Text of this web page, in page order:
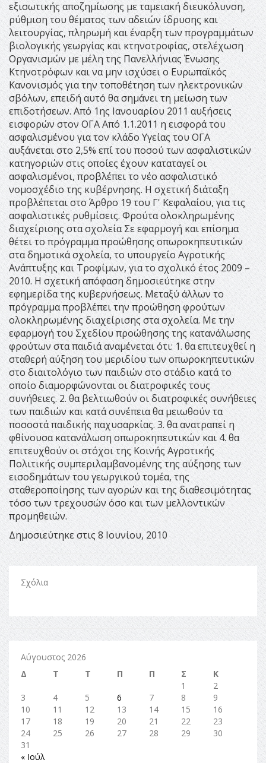
εξισωτικής αποζημίωσης με ταμειακή διευκόλυνση,
ρύθμιση του θέματος των αδειών ίδρυσης και
λειτουργίας, πληρωμή και έναρξη των προγραμμάτων
βιολογικής γεωργίας και κτηνοτροφίας, στελέχωση
Οργανισμών με μέλη της Πανελλήνιας Ένωσης
Κτηνοτρόφων και να μην ισχύσει ο Ευρωπαϊκός
Κανονισμός για την τοποθέτηση των ηλεκτρονικών
σβόλων, επειδή αυτό θα σημάνει τη μείωση των
επιδοτήσεων. Από 1ης Ιανουαρίου 2011 αυξήσεις
εισφορών στον ΟΓΑ Από 1.1.2011 η εισφορά του
ασφαλισμένου για τον κλάδο Υγείας του ΟΓΑ
αυξάνεται στο 2,5% επί του ποσού των ασφαλιστικών
κατηγοριών στις οποίες έχουν καταταγεί οι
ασφαλισμένοι, προβλέπει το νέο ασφαλιστικό
νομοσχέδιο της κυβέρνησης. Η σχετική διάταξη
προβλέπεται στο Άρθρο 19 του Γ' Κεφαλαίου, για τις
ασφαλιστικές ρυθμίσεις. Φρούτα ολοκληρωμένης
διαχείρισης στα σχολεία Σε εφαρμογή και επίσημα
θέτει το πρόγραμμα προώθησης οπωροκηπευτικών
στα δημοτικά σχολεία, το υπουργείο Αγροτικής
Ανάπτυξης και Τροφίμων, για το σχολικό έτος 2009 –
2010. Η σχετική απόφαση δημοσιεύτηκε στην
εφημερίδα της κυβερνήσεως. Μεταξύ άλλων το
πρόγραμμα προβλέπει την προώθηση φρούτων
ολοκληρωμένης διαχείρισης στα σχολεία. Με την
εφαρμογή του Σχεδίου προώθησης της κατανάλωσης
φρούτων στα παιδιά αναμένεται ότι: 1. θα επιτευχθεί η
σταθερή αύξηση του μεριδίου των οπωροκηπευτικών
στο διαιτολόγιο των παιδιών στο στάδιο κατά το
οποίο διαμορφώνονται οι διατροφικές τους
συνήθειες. 2. θα βελτιωθούν οι διατροφικές συνήθειες
των παιδιών και κατά συνέπεια θα μειωθούν τα
ποσοστά παιδικής παχυσαρκίας. 3. θα ανατραπεί η
φθίνουσα κατανάλωση οπωροκηπευτικών και 4. θα
επιτευχθούν οι στόχοι της Κοινής Αγροτικής
Πολιτικής συμπεριλαμβανομένης της αύξησης των
εισοδημάτων του γεωργικού τομέα, της
σταθεροποίησης των αγορών και της διαθεσιμότητας
τόσο των τρεχουσών όσο και των μελλοντικών
προμηθειών.
Δημοσιεύτηκε στις 8 Ιουνίου, 2010
Σχόλια
Αύγουστος 2026
Δ
Τ Τ Π Π Σ
Κ
1
2
3
4 5 6 7 8
9
10
11 12 13 14 15
16
17
18 19 20 21 22
23
24
25 26 27 28 29
30
31
« Ιούλ